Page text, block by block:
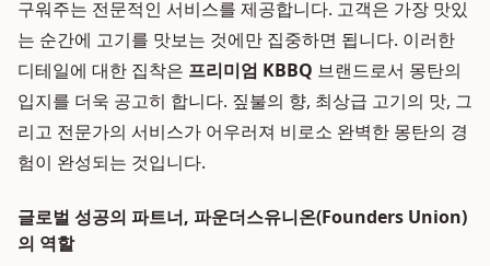
구워주는 전문적인 서비스를 제공합니다. 고객은 가장 맛있
는 순간에 고기를 맛보는 것에만 집중하면 됩니다. 이러한
디테일에 대한 집착은 프리미엄 KBBQ 브랜드로서 몽탄의
입지를 더욱 공고히 합니다. 짚불의 향, 최상급 고기의 맛, 그
리고 전문가의 서비스가 어우러져 비로소 완벽한 몽탄의 경
험이 완성되는 것입니다.
글로벌 성공의 파트너, 파운더스유니온(Founders Union)
의 역할